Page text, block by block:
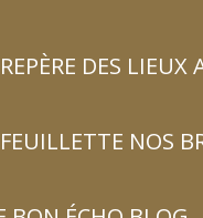
REPÈRE DES LIEUX
FEUILLETTE NOS
: non conforme